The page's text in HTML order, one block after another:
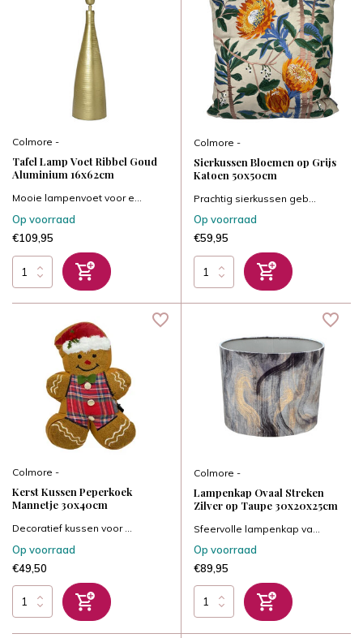
Colmore -
Tafel Lamp Voet Ribbel Goud
Aluminium 16x62cm
Mooie lampenvoet voor e...
Op voorraad
€109,95
Colmore -
Sierkussen Bloemen op Grijs
Katoen 50x50cm
Prachtig sierkussen geb...
Op voorraad
€59,95
Colmore -
Kerst Kussen Peperkoek
Mannetje 30x40cm
Decoratief kussen voor ...
Op voorraad
€49,50
Colmore -
Lampenkap Ovaal Streken
Zilver op Taupe 30x20x25cm
Sfeervolle lampenkap va...
Op voorraad
€89,95